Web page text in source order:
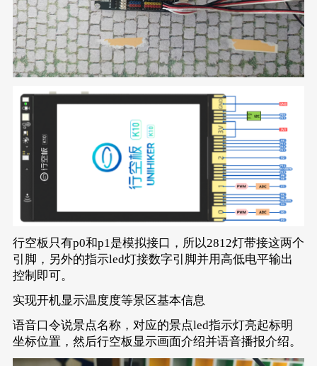
行空板只有p0和p1是模拟接口，所以2812灯带接这两个
引脚，另外的指示led灯接数字引脚并用高低电平输出
控制即可。
实现开机显示温度度等景区基本信息
语音口令说景点名称，对应的景点led指示灯亮起标明
坐标位置，然后行空板显示画面介绍并语音播报介绍。